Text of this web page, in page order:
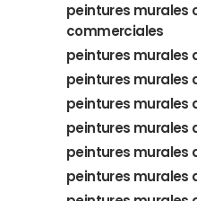
peintures murales
commerciales
peintures murales
peintures murales
peintures murales
peintures murales
peintures murales
peintures murales